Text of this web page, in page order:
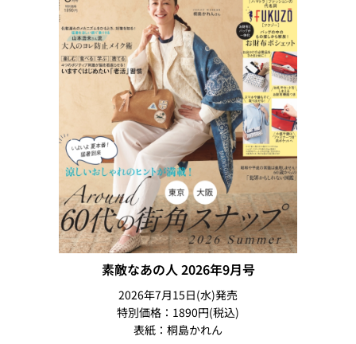
素敵なあの人 2026年9月号
2026年7月15日(水)発売
特別価格：1890円(税込)
表紙：桐島かれん